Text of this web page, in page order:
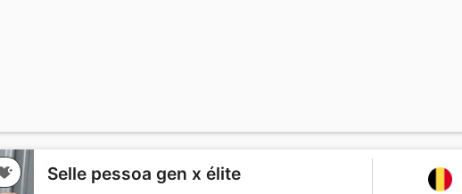
Selle pessoa gen x élite